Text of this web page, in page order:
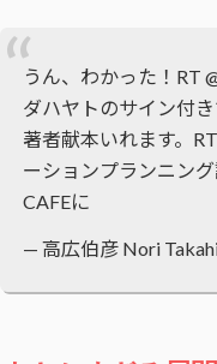
うん、わかった！RT
ダハヤトのサイン付
著者献本いれます。
ーションプランニング
CAFEに
— 高広伯彦 Nori